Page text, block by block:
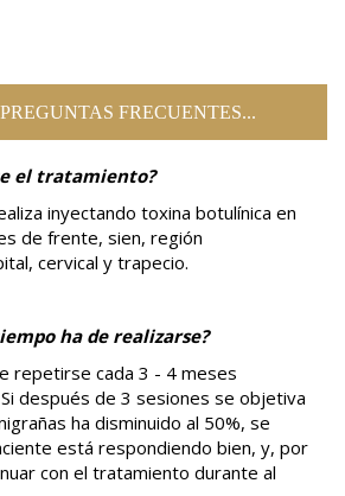
FRECUENTES...
el tratamiento?
inyectando toxina botulínica en
de frente, sien, región
cervical y trapecio.
ha de realizarse?
repetirse cada 3 - 4 meses
después de 3 sesiones se objetiva
ha disminuido al 50%, se
está respondiendo bien, y, por
con el tratamiento durante al